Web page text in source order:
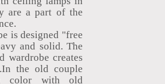
are a part of the
is designed "free
and solid. The
wardrobe creates
the old couple
color with old